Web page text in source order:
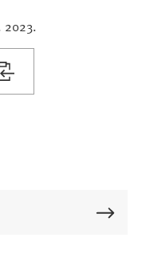
2023.